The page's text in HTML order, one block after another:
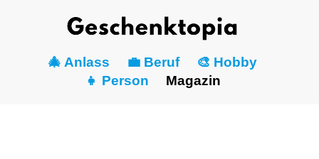
🎄 Anlass 💼 Beruf
🎨 Hobby
👧 Person
Magazin